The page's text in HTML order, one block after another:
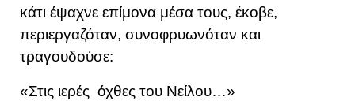
κάτι έψαχνε επίμονα μέσα τους, έκοβε,
περιεργαζόταν, συνοφρυωνόταν και
τραγουδούσε:
«Στις ιερές όχθες του Νείλου…»